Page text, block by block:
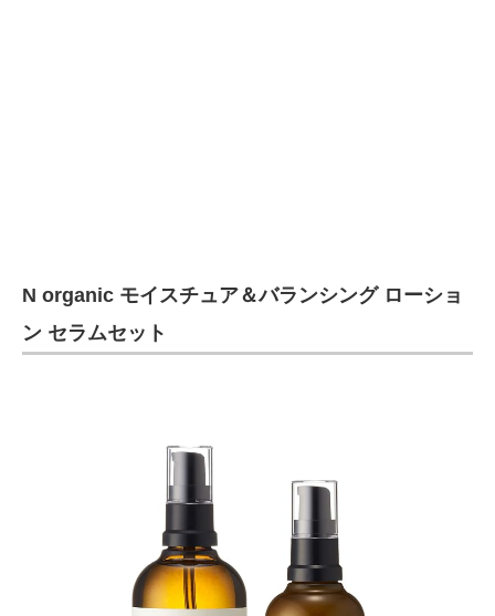
N organic モイスチュア＆バランシング ローショ
ン セラムセット